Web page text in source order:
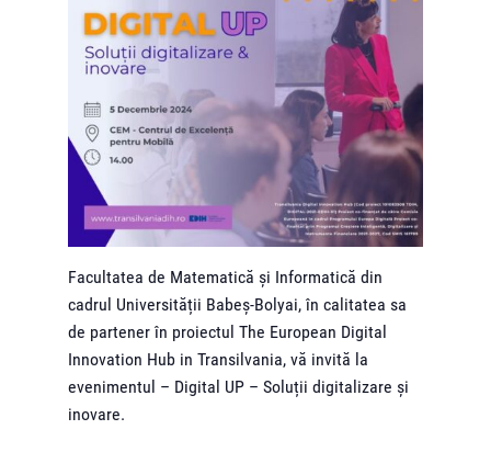
Facultatea de Matematică și Informatică din
cadrul Universității Babeș-Bolyai, în calitatea sa
de partener în proiectul The European Digital
Innovation Hub in Transilvania, vă invită la
evenimentul – Digital UP – Soluții digitalizare și
inovare.